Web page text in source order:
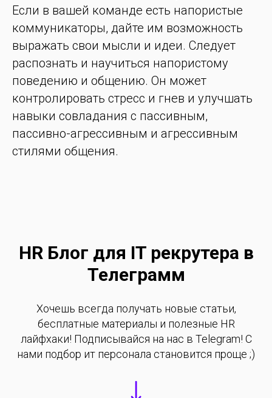
Если в вашей команде есть напористые
коммуникаторы, дайте им возможность
выражать свои мысли и идеи. Следует
распознать и научиться напористому
поведению и общению. Он может
контролировать стресс и гнев и улучшать
навыки совладания с пассивным,
пассивно-агрессивным и агрессивным
стилями общения.
HR Блог для IT рекрутера в
Телеграмм
Хочешь всегда получать новые статьи,
бесплатные материалы и полезные HR
лайфхаки! Подписывайся на нас в Telegram! С
нами подбор ит персонала становится проще ;)